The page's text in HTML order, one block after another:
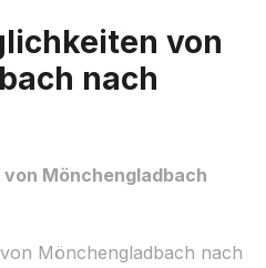
von
nach
Mönchengladbach
Mönchengladbach nach